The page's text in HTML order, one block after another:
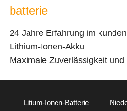
batterie
24 Jahre Erfahrung im
Lithium-Ionen-Akku
Maximale Zuverlässigkeit
Litium-Ionen-Batterie